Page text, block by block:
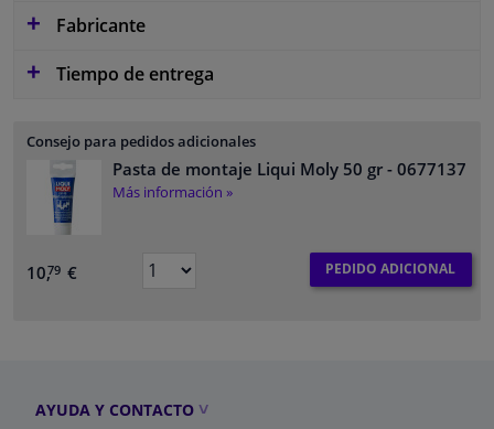
Fabricante
Tiempo de entrega
Consejo para pedidos adicionales
Pasta de montaje Liqui Moly 50 gr - 0677137
Más información »
10,79 € PEDIDO ADICIONAL
AYUDA Y CONTACTO